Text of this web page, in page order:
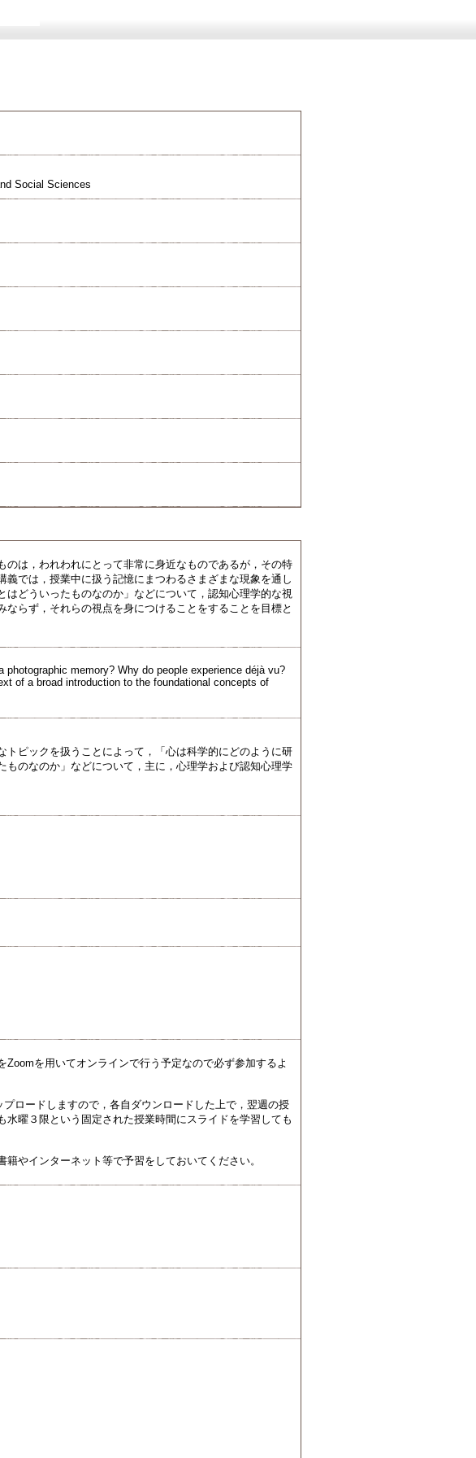
Social Sciences
は，われわれにとって非常に身近なものであるが，その特
では，授業中に扱う記憶にまつわるさまざまな現象を通し
どういったものなのか」などについて，認知心理学的な視
らず，それらの視点を身につけることをすることを目標と
memory? Why do people experience déjà vu?
of a broad introduction to the foundational concepts of
ピックを扱うことによって，「心は科学的にどのように研
のなのか」などについて，主に，心理学および認知心理学
を用いてオンラインで行う予定なので必ず参加するよ
ロードしますので，各自ダウンロードした上で，翌週の授
曜３限という固定された授業時間にスライドを学習しても
やインターネット等で予習をしておいてください。